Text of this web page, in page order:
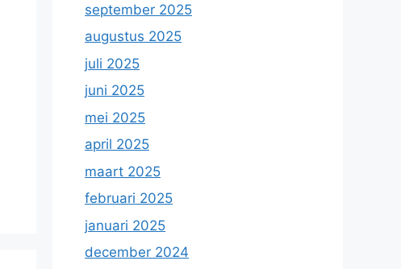
september 2025
augustus 2025
juli 2025
juni 2025
mei 2025
april 2025
maart 2025
februari 2025
januari 2025
december 2024